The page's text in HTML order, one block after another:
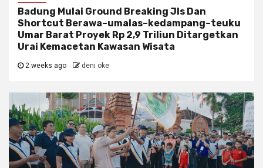
Badung Mulai Ground Breaking Jls Dan
Shortcut Berawa–umalas–kedampang–teuku
Umar Barat Proyek Rp 2,9 Triliun Ditargetkan
Urai Kemacetan Kawasan Wisata
2 weeks ago deni oke